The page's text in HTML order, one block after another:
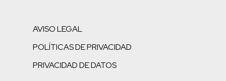
AVISO LEGAL
POLÍTICAS DE PRIVACIDAD
PRIVACIDAD DE DATOS